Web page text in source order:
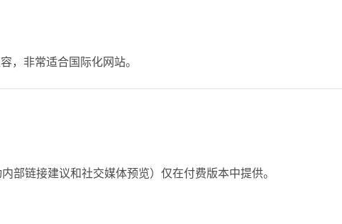
，非常适合国际化网站。
部链接建议和社交媒体预览）仅在付费版本中提供。